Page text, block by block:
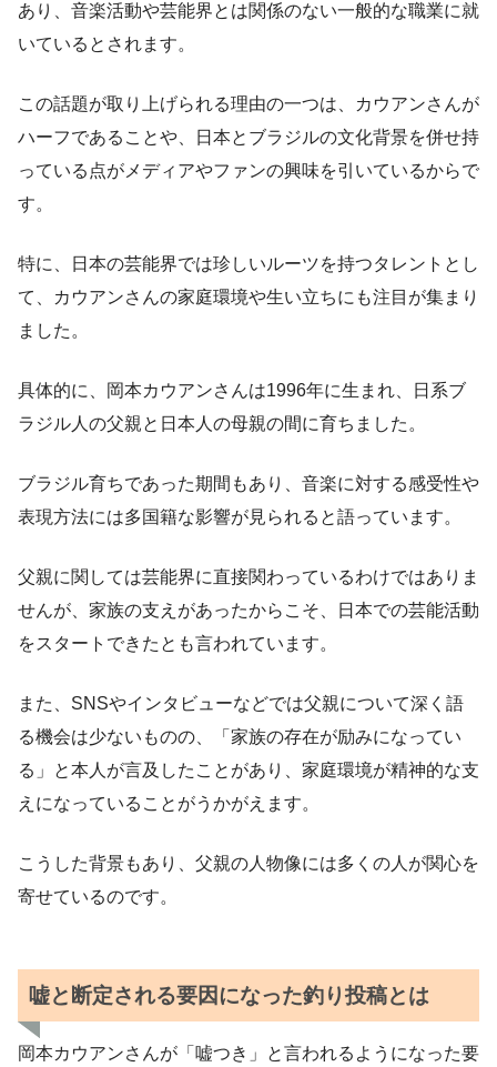
あり、音楽活動や芸能界とは関係のない一般的な職業に就
いているとされます。
この話題が取り上げられる理由の一つは、カウアンさんが
ハーフであることや、日本とブラジルの文化背景を併せ持
っている点がメディアやファンの興味を引いているからで
す。
特に、日本の芸能界では珍しいルーツを持つタレントとし
て、カウアンさんの家庭環境や生い立ちにも注目が集まり
ました。
具体的に、岡本カウアンさんは1996年に生まれ、日系ブ
ラジル人の父親と日本人の母親の間に育ちました。
ブラジル育ちであった期間もあり、音楽に対する感受性や
表現方法には多国籍な影響が見られると語っています。
父親に関しては芸能界に直接関わっているわけではありま
せんが、家族の支えがあったからこそ、日本での芸能活動
をスタートできたとも言われています。
また、SNSやインタビューなどでは父親について深く語
る機会は少ないものの、「家族の存在が励みになってい
る」と本人が言及したことがあり、家庭環境が精神的な支
えになっていることがうかがえます。
こうした背景もあり、父親の人物像には多くの人が関心を
寄せているのです。
嘘と断定される要因になった釣り投稿とは
岡本カウアンさんが「嘘つき」と言われるようになった要